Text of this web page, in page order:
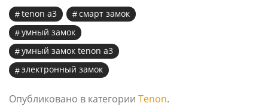
tenon a3
смарт замок
умный замок
умный замок tenon a3
электронный замок
Опубликовано в категории Tenon.